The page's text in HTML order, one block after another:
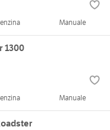
Manuale
1300
Manuale